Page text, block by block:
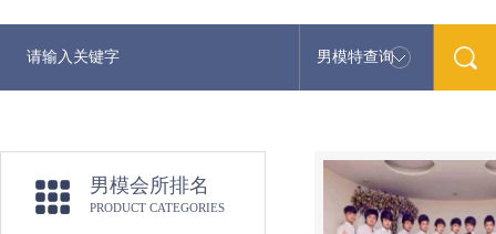
男模特查询
男模会所排名
PRODUCT CATEGORIES